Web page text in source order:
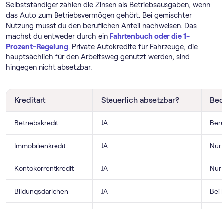
Selbstständiger zählen die Zinsen als Betriebsausgaben, wenn
das Auto zum Betriebsvermögen gehört. Bei gemischter
Nutzung musst du den beruflichen Anteil nachweisen. Das
machst du entweder durch ein Fahrtenbuch oder die 1-
Prozent-Regelung. Private Autokredite für Fahrzeuge, die
hauptsächlich für den Arbeitsweg genutzt werden, sind
hingegen nicht absetzbar.
Kreditart Steuerlich absetzbar?
Betriebskredit JA
Immobilienkredit JA
Kontokorrentkredit JA
Bildungsdarlehen JA Bei